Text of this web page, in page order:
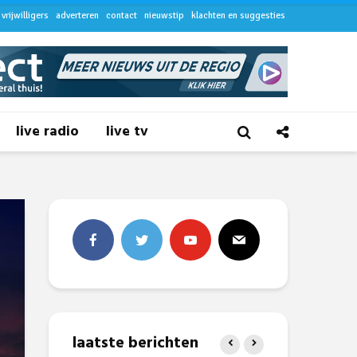
vrijwilligers adverteren contact nieuwstip klachten en suggesties
live radio live tv
laatste berichten